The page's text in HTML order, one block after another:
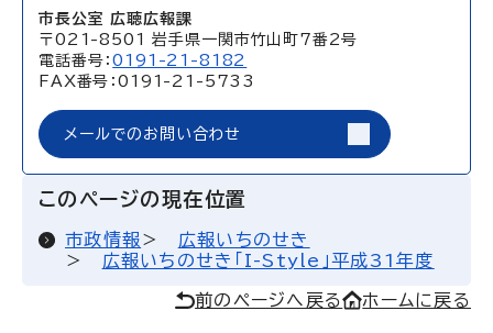
市長公室 広聴広報課
〒021-8501 岩手県一関市竹山町7番2号
電話番号：0191-21-8182
FAX番号：0191-21-5733
メールでのお問い合わせ
このページの現在位置
市政情報
広報いちのせき
広報いちのせき「I-Style」平成31年度
前のページへ戻る ホームに戻る